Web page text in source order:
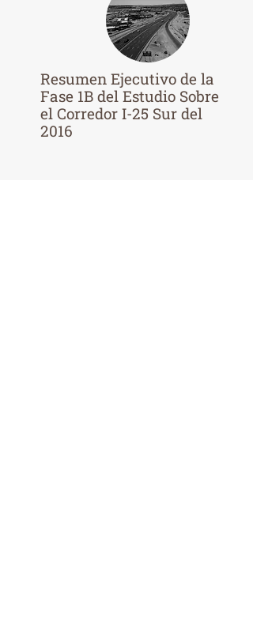
Resumen Ejecutivo de la
Fase 1B del Estudio Sobre
el Corredor I-25 Sur del
2016